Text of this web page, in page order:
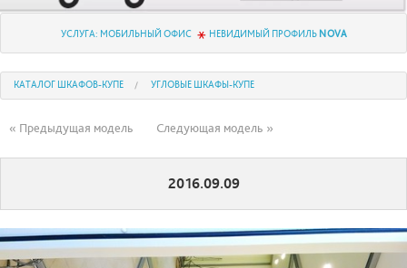
УСЛУГА: МОБИЛЬНЫЙ ОФИС НЕВИДИМЫЙ ПРОФИЛЬ NOVA
КАТАЛОГ ШКАФОВ-КУПЕ УГЛОВЫЕ ШКАФЫ-КУПЕ
« Предыдущая модель Следующая модель »
2016.09.09